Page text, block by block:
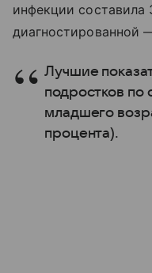
инфекции составила
диагностированной
Лучшие
подростков по
младшего
процента).